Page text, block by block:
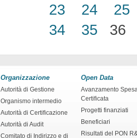
23
24
25
34
35
Organizzazione
Autorità di Gestione
Organismo intermedio
Autorità di Certificazione
Autorità di Audit
Comitato di Indirizzo e di
Open Data
Avanzamento
Certificata
Progetti finanziati
Beneficiari
Risultati del PON